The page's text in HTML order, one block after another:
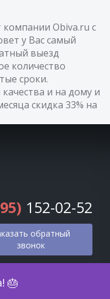
🎂
Obiva.ru с
у Вас самый
выезд
количество
сроки.
и на дому и
скидка 33% на
152-02-52
обратный
звонок